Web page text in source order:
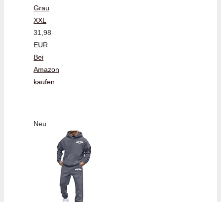
Grau
XXL
31,98
EUR
Bei
Amazon
kaufen
Neu